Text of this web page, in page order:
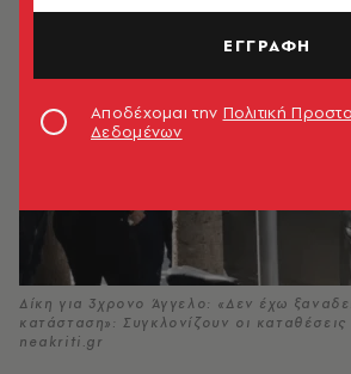
Δίκη για 3χρονο Άγγελο: «Δεν έχω
κατάσταση»: Συγκλονίζουν οι
neakriti.gr
ΕΓΓΡΑΦΗ
Αποδέχομαι την Πολιτική
Δεδομένων